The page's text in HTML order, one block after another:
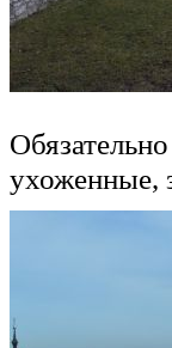
ухоженные,